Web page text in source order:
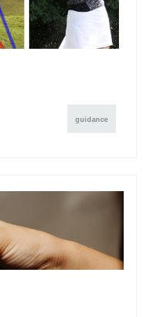
guidance